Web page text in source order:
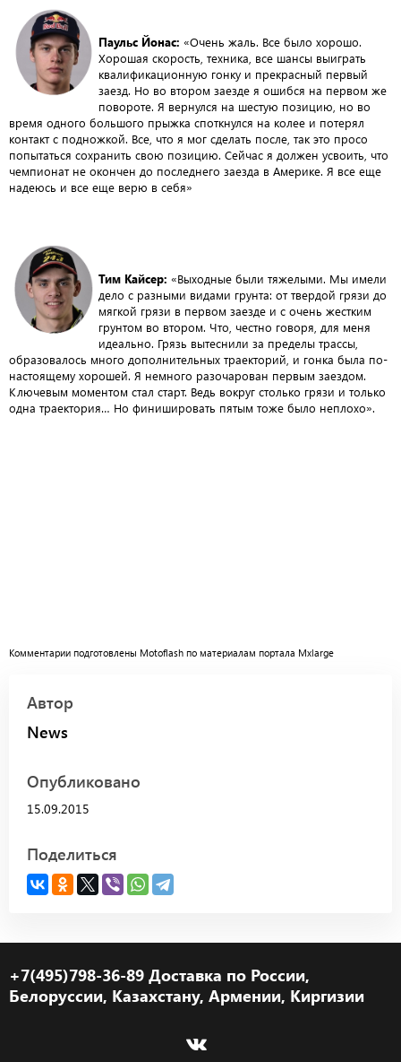
Паульс Йонас: «Очень жаль. Все было хорошо.
Хорошая скорость, техника, все шансы выиграть
квалификационную гонку и прекрасный первый
заезд. Но во втором заезде я ошибся на первом же
повороте. Я вернулся на шестую позицию, но во
время одного большого прыжка споткнулся на колее и потерял
контакт с подножкой. Все, что я мог сделать после, так это просо
попытаться сохранить свою позицию. Сейчас я должен усвоить, что
чемпионат не окончен до последнего заезда в Америке. Я все еще
надеюсь и все еще верю в себя»
Тим Кайсер: «Выходные были тяжелыми. Мы имели
дело с разными видами грунта: от твердой грязи до
мягкой грязи в первом заезде и с очень жестким
грунтом во втором. Что, честно говоря, для меня
идеально. Грязь вытеснили за пределы трассы,
образовалось много дополнительных траекторий, и гонка была по-
настоящему хорошей. Я немного разочарован первым заездом.
Ключевым моментом стал старт. Ведь вокруг столько грязи и только
одна траектория… Но финишировать пятым тоже было неплохо».
Комментарии подготовлены Motoflash по материалам портала Mxlarge
Автор
News
Опубликовано
15.09.2015
Поделиться
+7(495)798-36-89 Доставка по России,
Белоруссии, Казахстану, Армении, Киргизии